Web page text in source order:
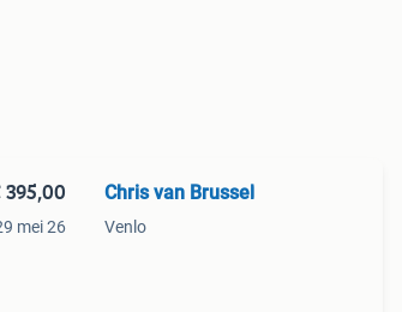
mei 26
Chris van Brussel
Venlo